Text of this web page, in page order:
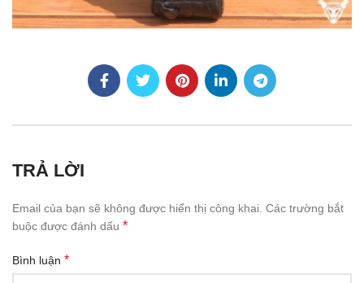
TRẢ LỜI
Email của bạn sẽ không được hiển thị công khai. Các trường bắt
buộc được đánh dấu *
Bình luận *